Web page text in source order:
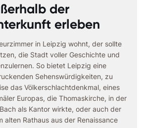
der
erleben
in Leipzig wohnt, der sollte
die Stadt voller Geschichte und
So bietet Leipzig eine
Sehenswürdigkeiten, zu
das Völkerschlachtdenkmal, eines
Europas, die Thomaskirche, in der
als Kantor wirkte, oder auch der
alten Rathaus aus der Renaissance